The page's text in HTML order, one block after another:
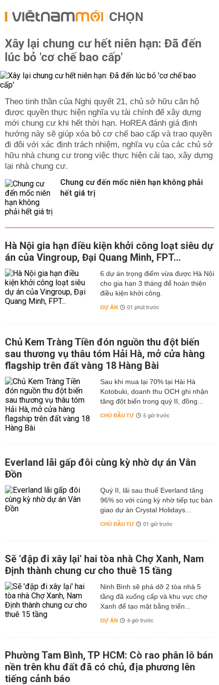
CHỌN
Xây lại chung cư hết niên hạn: Đã đến
lúc bỏ 'cơ chế bao cấp'
Theo tinh thần của Nghị quyết 21, chủ sở hữu căn hộ
được quyền thực hiện nghĩa vụ tài chính để xây dựng
mới chung cư khi hết thời hạn. HoREA đánh giá định
hướng này sẽ giúp xóa bỏ cơ chế bao cấp và trao quyền
đi đôi với xác định trách nhiệm, nghĩa vụ của các chủ sở
hữu nhà chung cư trong việc thực hiện cải tạo, xây dựng
lại nhà chung cư.
Chung cư đến mốc niên hạn không phải
hết giá trị
Hà Nội gia hạn điều kiện khởi công loạt siêu dự
án của Vingroup, Đại Quang Minh, FPT...
6 dự án trọng điểm vừa được Hà Nội
cho gia hạn 3 tháng để hoàn thiện
điều kiện khởi công.
DỰ ÁN 01 phút trước
Chủ Kem Tràng Tiền đón nguồn thu đột biến
sau thương vụ thâu tóm Hải Hà, mở cửa hàng
flagship trên đất vàng 18 Hàng Bài
Sau khi mua lại 70% tại Hải Hà
Kotobuki, doanh thu OCH ghi nhận
tăng đột biến trong quý II, đồng...
CHỦ ĐẦU TƯ 5 giờ trước
Everland lãi gấp đôi cùng kỳ nhờ dự án Vân
Đồn
Quý II, lãi sau thuế Everland tăng
96% so với cùng kỳ nhờ tiếp tục bàn
giao dự án Crystal Holidays...
CHỦ ĐẦU TƯ 01 giờ trước
Sẽ 'đập đi xây lại' hai tòa nhà Chợ Xanh, Nam
Định thành chung cư cho thuê 15 tầng
Ninh Bình sẽ phá dỡ 2 tòa nhà 5
tầng đã xuống cấp và khu vực chợ
Xanh để tạo mặt bằng triển...
DỰ ÁN 4 giờ trước
Phường Tam Bình, TP HCM: Cò rao phân lô bán
nền trên khu đất đã có chủ, địa phương lên
tiếng cảnh báo